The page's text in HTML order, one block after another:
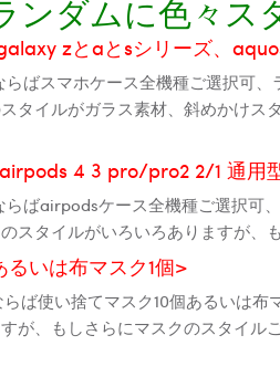
ンダムに色々
zとaとsシリーズ、
らばスマホケース全機種ご選択可
タイルがガラス素材、斜めかけ
4 3 pro/pro2 2/1 通用
らばairpodsケース全機種ご選択可
スタイルがいろいろありますが
いは布マスク1個>
ば使い捨てマスク10個あるいは
が、もしさらにマスクのスタイ